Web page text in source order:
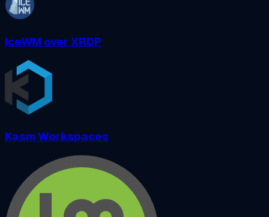
IceWM over XRDP
Kasm Workspaces